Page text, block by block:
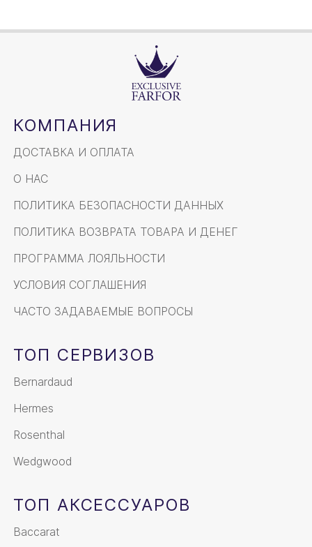
КОМПАНИЯ
ДОСТАВКА И ОПЛАТА
О НАС
ПОЛИТИКА БЕЗОПАСНОСТИ ДАННЫХ
ПОЛИТИКА ВОЗВРАТА ТОВАРА И ДЕНЕГ
ПРОГРАММА ЛОЯЛЬНОСТИ
УСЛОВИЯ СОГЛАШЕНИЯ
ЧАСТО ЗАДАВАЕМЫЕ ВОПРОСЫ
ТОП СЕРВИЗОВ
Bernardaud
Hermes
Rosenthal
Wedgwood
ТОП АКСЕССУАРОВ
Baccarat